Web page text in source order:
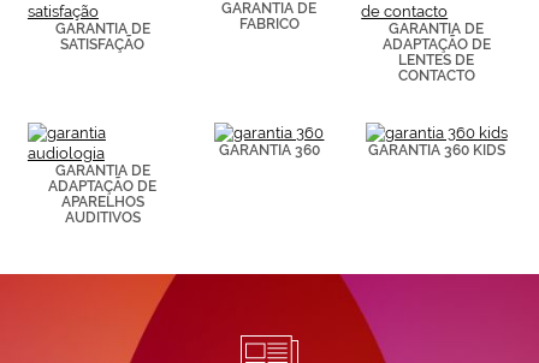
de páginas
visitadas).
Puedes
Política de
Cookies.
GARANTIA DE
SATISFAÇÃO
GARANTIA DE
FABRICO
GARANTIA DE
ADAPTAÇÃO DE
LENTES DE
CONTACTO
GARANTIA DE
ADAPTAÇÃO DE
APARELHOS
AUDITIVOS
GARANTIA 360 GARANTIA 360 KIDS